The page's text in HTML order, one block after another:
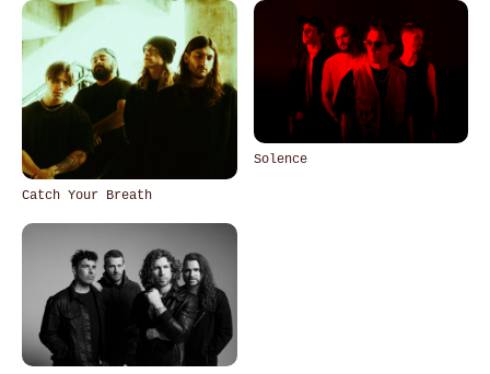
Catch Your Breath
Solence